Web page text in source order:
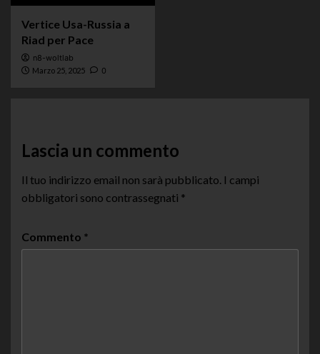
Vertice Usa-Russia a
Riad per Pace
n8-woltlab
Marzo 25, 2025 0
Lascia un commento
Il tuo indirizzo email non sarà pubblicato. I campi
obbligatori sono contrassegnati *
Commento *